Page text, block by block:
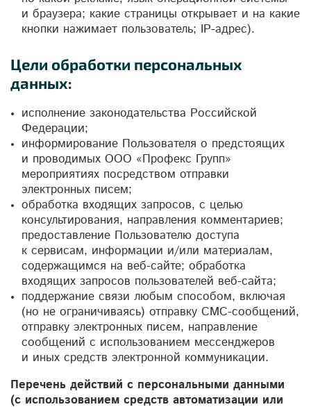
и браузера; какие страницы открывает и на какие
кнопки нажимает пользователь; IP-адрес).
Цели обработки персональных
данных:
исполнение законодательства Российской
Федерации;
информирование Пользователя о предстоящих
и проводимых ООО «Профекс Групп»
мероприятиях посредством отправки
электронных писем;
обработка входящих запросов, с целью
консультирования, направления комментариев;
предоставление Пользователю доступа
к сервисам, информации и/или материалам,
содержащимся на веб-сайте; обработка
входящих запросов пользователей веб-сайта;
поддержание связи любым способом, включая
(но не ограничиваясь) отправку СМС-сообщений,
отправку электронных писем, направление
сообщений с использованием мессенджеров
и иных средств электронной коммуникации.
Перечень действий с персональными данными
(с использованием средств автоматизации или